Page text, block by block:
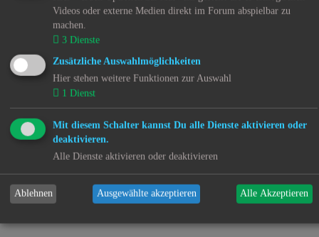
Arm und Reich
Fachkräftemangel in der Kinder- und Jugendhilfe
Kjh-mov(e)-Offene Briefe
Internierungslager für mexikanische Kinder
Unterhalt
Gerichtsmedizin
Videos oder externe Medien direkt im Forum abspielbar zu
machen.
3 Dienste
Zusätzliche Auswahlmöglichkeiten
Hier stehen weitere Funktionen zur Auswahl
1 Dienst
Mit diesem Schalter kannst Du alle Dienste aktivieren oder
deaktivieren.
Alle Dienste aktivieren oder deaktivieren
Ablehnen Ausgewählte akzeptieren Alle Akzeptieren